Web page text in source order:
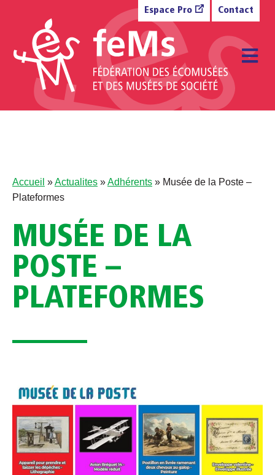
Espace Pro Contact
Accueil »Actualites »Adhérents » Musée de la Poste –
Plateformes
MUSÉE DE LA
POSTE –
PLATEFORMES